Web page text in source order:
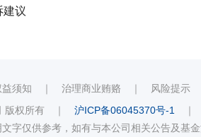
建议
须知 ｜ 治理商业贿赂 ｜ 风险提示
版权所有 ｜ 沪ICP备06045370号-1 ｜
字仅供参考，如有与本公司相关公告及基